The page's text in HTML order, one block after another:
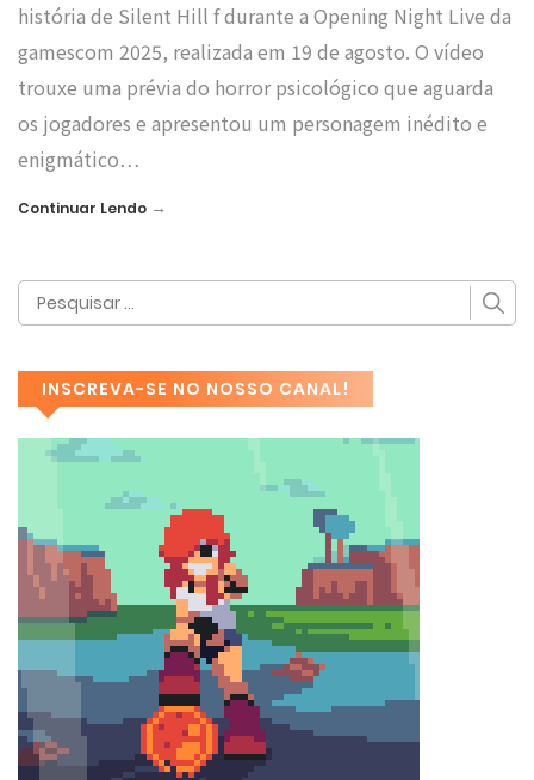
história de Silent Hill f durante a Opening Night Live da
gamescom 2025, realizada em 19 de agosto. O vídeo
trouxe uma prévia do horror psicológico que aguarda
os jogadores e apresentou um personagem inédito e
enigmático…
Continuar Lendo →
INSCREVA-SE NO NOSSO CANAL!